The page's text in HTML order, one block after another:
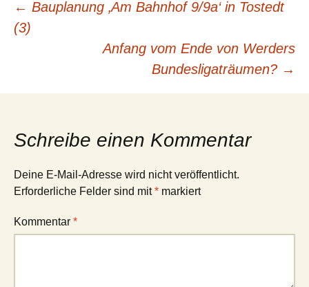
Beitragsnavigation
← Bauplanung ‚Am Bahnhof 9/9a‘ in Tostedt
(3)
Anfang vom Ende von Werders
Bundesligaträumen? →
Schreibe einen Kommentar
Deine E-Mail-Adresse wird nicht veröffentlicht.
Erforderliche Felder sind mit* markiert
Kommentar *